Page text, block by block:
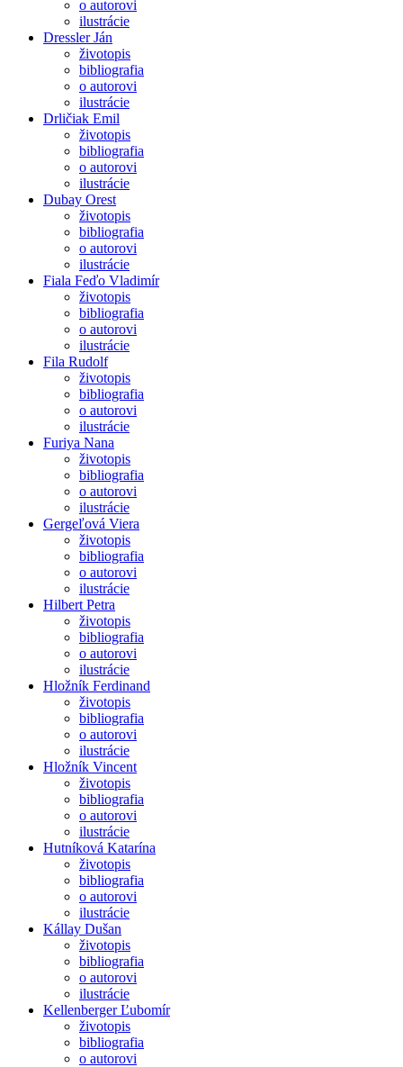
o autorovi
ilustrácie
Dressler Ján
životopis
bibliografia
o autorovi
ilustrácie
Drličiak Emil
životopis
bibliografia
o autorovi
ilustrácie
Dubay Orest
životopis
bibliografia
o autorovi
ilustrácie
Fiala Feďo Vladimír
životopis
bibliografia
o autorovi
ilustrácie
Fila Rudolf
životopis
bibliografia
o autorovi
ilustrácie
Furiya Nana
životopis
bibliografia
o autorovi
ilustrácie
Gergeľová Viera
životopis
bibliografia
o autorovi
ilustrácie
Hilbert Petra
životopis
bibliografia
o autorovi
ilustrácie
Hložník Ferdinand
životopis
bibliografia
o autorovi
ilustrácie
Hložník Vincent
životopis
bibliografia
o autorovi
ilustrácie
Hutníková Katarína
životopis
bibliografia
o autorovi
ilustrácie
Kállay Dušan
životopis
bibliografia
o autorovi
ilustrácie
Kellenberger Ľubomír
životopis
bibliografia
o autorovi